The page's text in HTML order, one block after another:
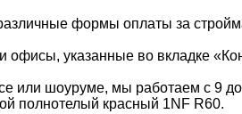
формы оплаты за
указанные во вкладке
или шоуруме, мы работаем с 9 до
полнотелый красный 1NF R60.